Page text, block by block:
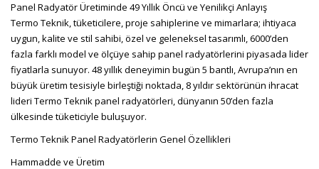
Panel Radyatör Üretiminde 49 Yıllık Öncü ve Yenilikçi Anlayış
Termo Teknik, tüketicilere, proje sahiplerine ve mimarlara; ihtiyaca
uygun, kalite ve stil sahibi, özel ve geleneksel tasarımlı, 6000’den
fazla farklı model ve ölçüye sahip panel radyatörlerini piyasada lider
fiyatlarla sunuyor. 48 yıllık deneyimin bugün 5 bantlı, Avrupa’nın en
büyük üretim tesisiyle birleştiği noktada, 8 yıldır sektörünün ihracat
lideri Termo Teknik panel radyatörleri, dünyanın 50’den fazla
ülkesinde tüketiciyle buluşuyor.
Termo Teknik Panel Radyatörlerin Genel Özellikleri
Hammadde ve Üretim